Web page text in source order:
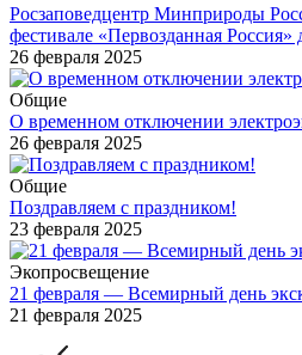
Росзаповедцентр Минприроды
фестивале «Первозданная Россия»
26 февраля 2025
Общие
О временном отключении
26 февраля 2025
Общие
Поздравляем с праздником!
23 февраля 2025
Экопросвещение
21 февраля — Всемирный день
21 февраля 2025